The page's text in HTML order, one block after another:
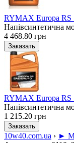
RYMAX Europa RS
Напівсинтетична
4 468.80 грн
RYMAX Europa RS
Напівсинтетична
1 215.20 грн
10w40.com.ua › ►